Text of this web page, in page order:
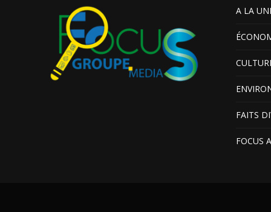
A LA
FAITS
FOCUS